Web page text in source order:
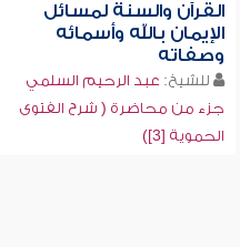
القرآن والسنة لمسائل
الإيمان بالله وأسمائه
وصفاته
للشيخ: عبد الرحيم السلمي
جزء من محاضرة ( شرح الفتوى
الحموية [3])